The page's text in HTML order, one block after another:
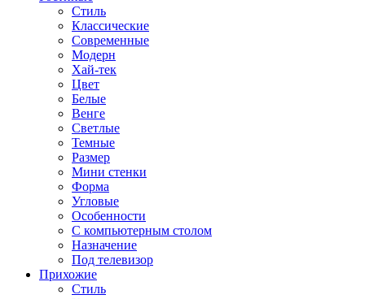
Стиль
Классические
Современные
Модерн
Хай-тек
Цвет
Белые
Венге
Светлые
Темные
Размер
Мини стенки
Форма
Угловые
Особенности
С компьютерным столом
Назначение
Под телевизор
Прихожие
Стиль